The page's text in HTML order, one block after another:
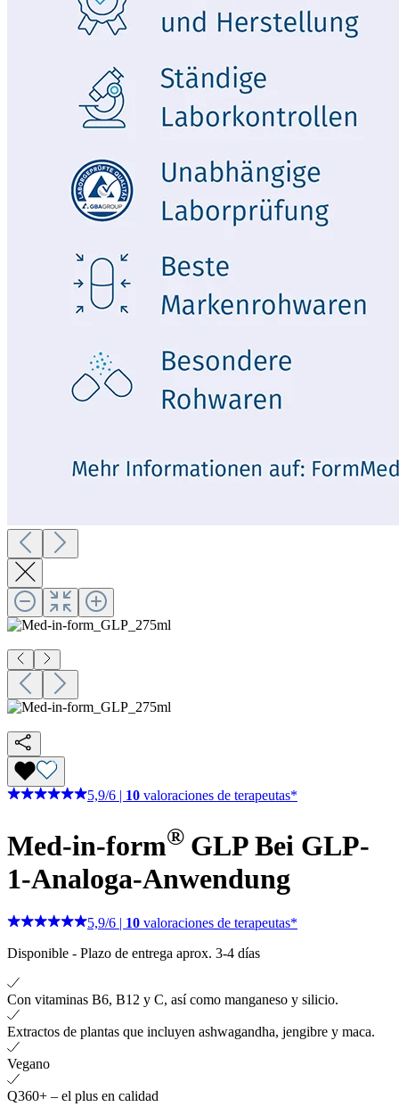
5,9/6 10 valoraciones de terapeutas*
Med-in-form® GLPBei GLP-
1-Analoga-Anwendung
5,9/6 | 10 valoraciones de terapeutas*
Disponible - Plazo de entrega aprox. 3-4 días
Con vitaminas B6, B12 y C, así como manganeso y silicio.
Extractos de plantas que incluyen ashwagandha, jengibre y maca.
Vegano
Q360+ – el plus en calidad